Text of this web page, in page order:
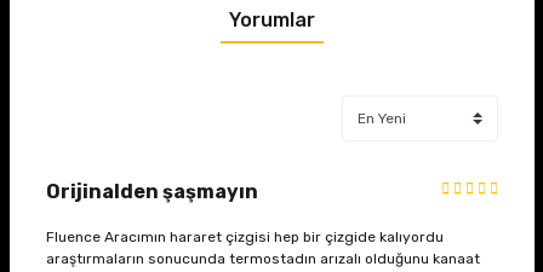
Yorumlar
Orijinalden şaşmayın
Fluence Aracımın hararet çizgisi hep bir çizgide kalıyordu
araştırmaların sonucunda termostadın arızalı olduğunu kanaat